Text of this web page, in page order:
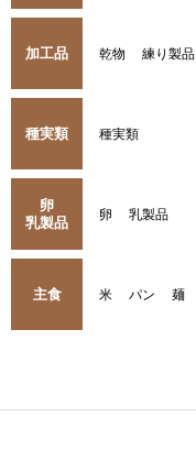
加工品 乾物 練り製品
種実類 種実類
卵
乳製品
卵 乳製品
主食 米 パン 麺